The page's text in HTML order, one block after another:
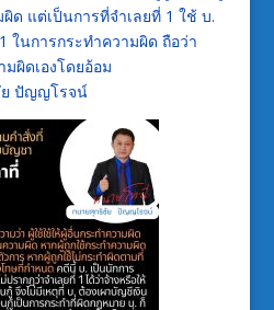
ด แต่เป็นการที่จำเลยที่ 1 ใช้ บ.
ในการกระทำความผิด ถือว่า
ผิดเองโดยอ้อม
ปัญญโรจน์